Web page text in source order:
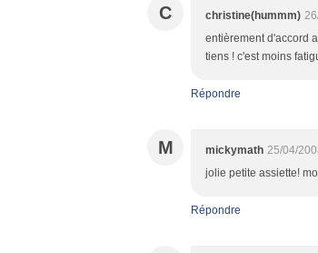
C christine(hummm)
entièrement d'accord
tiens ! c'est moins
Répondre
M mickymath 25/04/
jolie petite assiette!
Répondre